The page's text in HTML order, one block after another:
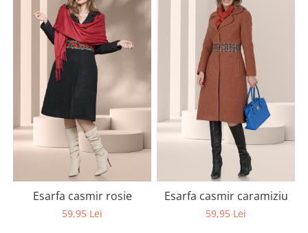
Esarfa casmir rosie
59,95 Lei
Esarfa casmir caramiziu
59,95 Lei